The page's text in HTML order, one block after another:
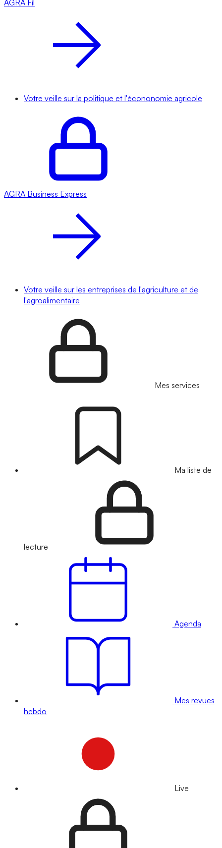
AGRA Fil
Votre veille sur la politique et l'écononomie agricole
AGRA Business Express
Votre veille sur les entreprises de l'agriculture et de
l'agroalimentaire
Mes services
Ma liste de
lecture
Agenda
Mes revues
hebdo
Live